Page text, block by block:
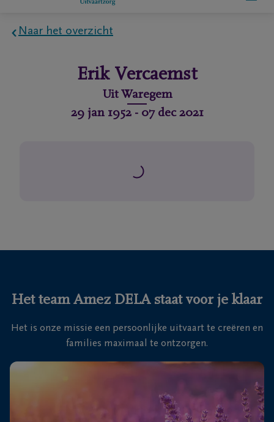
Veelgestelde
Naar het overzicht
Erik Vercaemst
Uit Waregem
29 jan 1952- 07 dec 2021
Het team Amez DELA staat voor je klaar
Het is onze missie een persoonlijke uitvaart te creëren en
families maximaal te ontzorgen.